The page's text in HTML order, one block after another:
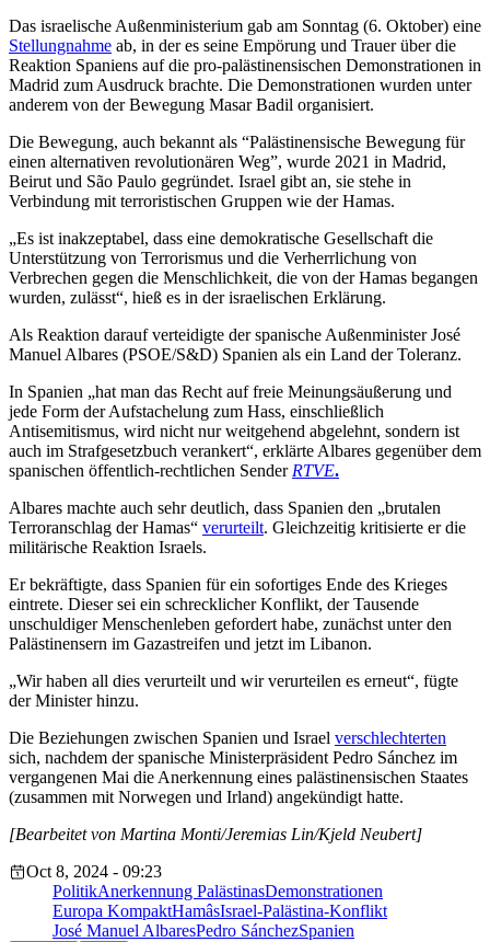
Das israelische Außenministerium gab am Sonntag (6. Oktober) eine
Stellungnahme ab, in der es seine Empörung und Trauer über die
Reaktion Spaniens auf die pro-palästinensischen Demonstrationen in
Madrid zum Ausdruck brachte. Die Demonstrationen wurden unter
anderem von der Bewegung Masar Badil organisiert.
Die Bewegung, auch bekannt als “Palästinensische Bewegung für
einen alternativen revolutionären Weg”, wurde 2021 in Madrid,
Beirut und São Paulo gegründet. Israel gibt an, sie stehe in
Verbindung mit terroristischen Gruppen wie der Hamas.
„Es ist inakzeptabel, dass eine demokratische Gesellschaft die
Unterstützung von Terrorismus und die Verherrlichung von
Verbrechen gegen die Menschlichkeit, die von der Hamas begangen
wurden, zulässt“, hieß es in der israelischen Erklärung.
Als Reaktion darauf verteidigte der spanische Außenminister José
Manuel Albares (PSOE/S&D) Spanien als ein Land der Toleranz.
In Spanien „hat man das Recht auf freie Meinungsäußerung und
jede Form der Aufstachelung zum Hass, einschließlich
Antisemitismus, wird nicht nur weitgehend abgelehnt, sondern ist
auch im Strafgesetzbuch verankert“, erklärte Albares gegenüber dem
spanischen öffentlich-rechtlichen Sender RTVE.
Albares machte auch sehr deutlich, dass Spanien den „brutalen
Terroranschlag der Hamas“ verurteilt. Gleichzeitig kritisierte er die
militärische Reaktion Israels.
Er bekräftigte, dass Spanien für ein sofortiges Ende des Krieges
eintrete. Dieser sei ein schrecklicher Konflikt, der Tausende
unschuldiger Menschenleben gefordert habe, zunächst unter den
Palästinensern im Gazastreifen und jetzt im Libanon.
„Wir haben all dies verurteilt und wir verurteilen es erneut“, fügte
der Minister hinzu.
Die Beziehungen zwischen Spanien und Israel verschlechterten
sich, nachdem der spanische Ministerpräsident Pedro Sánchez im
vergangenen Mai die Anerkennung eines palästinensischen Staates
(zusammen mit Norwegen und Irland) angekündigt hatte.
[Bearbeitet von Martina Monti/Jeremias Lin/Kjeld Neubert]
Oct 8, 2024 - 09:23
PolitikAnerkennung PalästinasDemonstrationen
Europa KompaktHamâsIsrael-Palästina-Konflikt
José Manuel AlbaresPedro SánchezSpanien